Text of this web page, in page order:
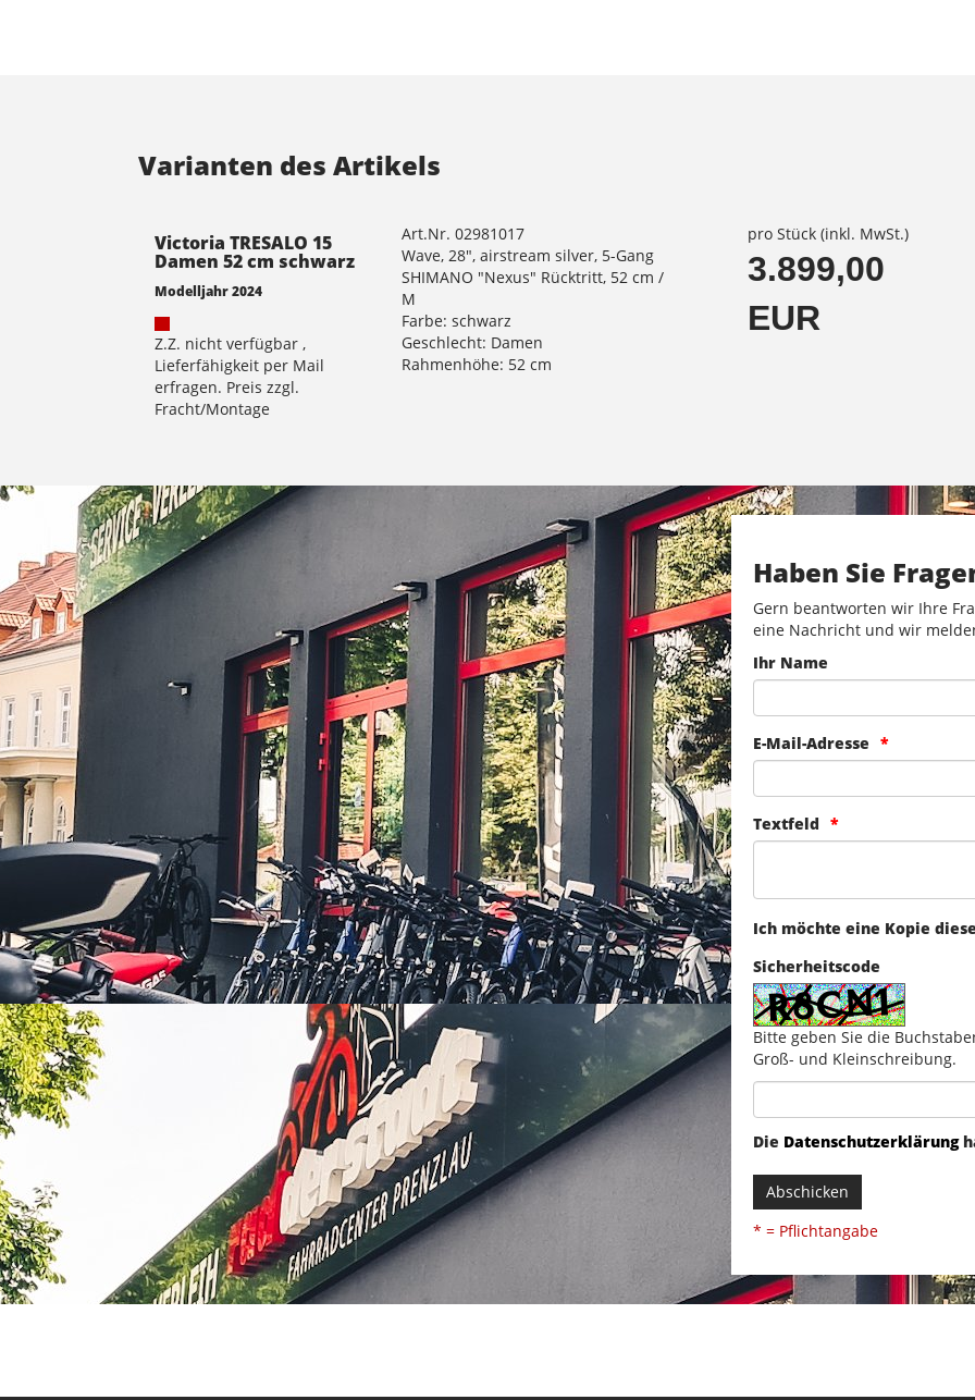
Varianten des Artikels
Victoria TRESALO 15
Damen 52 cm schwarz
Modelljahr 2024
Z.Z. nicht verfügbar ,
Lieferfähigkeit per Mail
erfragen. Preis zzgl.
Fracht/Montage
Art.Nr. 02981017
Wave, 28", airstream silver, 5-Gang
SHIMANO "Nexus" Rücktritt, 52 cm /
M
Farbe: schwarz
Geschlecht: Damen
Rahmenhöhe: 52 cm
pro Stück (inkl. MwSt.)
3.899,00
EUR
Haben Sie
Gern beantworten wir Ihre
eine Nachricht und wir
Ihr Name
E-Mail-Adresse
Textfeld
Ich möchte eine Kopie
Sicherheitscode
Bitte geben Sie die
Groß- und Kleinschreibung.
Die Datenschutzerklärung
Abschicken
* = Pflichtangabe